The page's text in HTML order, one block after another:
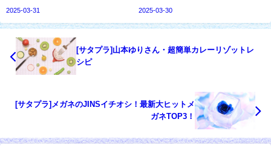
2025-03-31 2025-03-30
[サタプラ]山本ゆりさん・超簡単カレーリゾットレ
シピ
[サタプラ]メガネのJINSイチオシ！最新大ヒットメ
ガネTOP3！